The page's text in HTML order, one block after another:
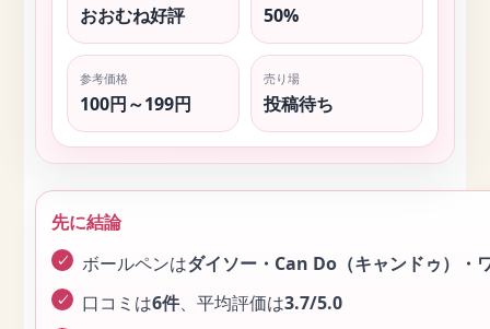
おおむね好評 50%
参考価格
100円～199円
売り場
投稿待ち
先に結論
ボールペンはダイソー・Can Do（キャンドゥ）・
口コミは6件、平均評価は3.7/5.0